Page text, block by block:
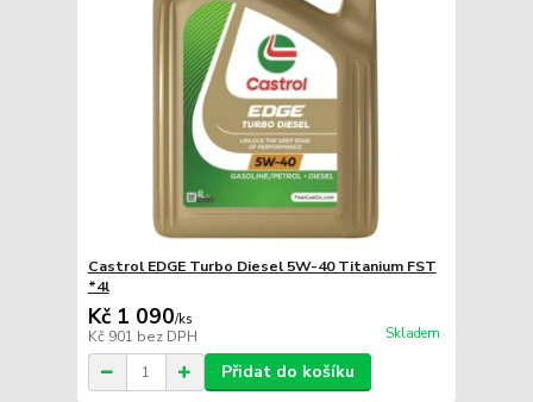
Castrol EDGE Turbo Diesel 5W-40 Titanium FST
*4l
Kč 1 090/ks
Kč 901 bez DPH Skladem
Přidat do košíku